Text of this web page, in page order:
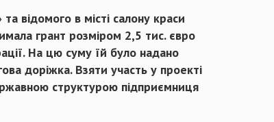
відомого в місті салону краси
грант розміром 2,5 тис. євро
На цю суму їй було надано
доріжка. Взяти участь у проекті
структурою підприємниця